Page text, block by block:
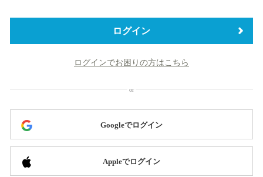
替
ログイン
ログインでお困りの方はこちら
Googleでログイン
Appleでログイン